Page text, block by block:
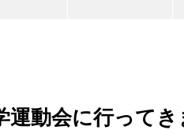
運動会に行ってき